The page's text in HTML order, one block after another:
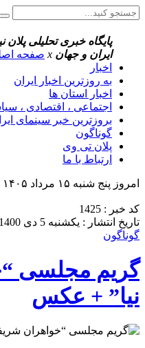
پایگاه خبری تحلیلی
ایران و جهان x صفحه
اخبار
به روزترین اخبار ایران
اخبار استان ها
اجتماعی ، اقتصادی ،
بروزترین خبر سینمای
گوناگون
پلان تی وی
ارتباط با ما
امروز پنج شنبه ۱۵ مرداد ۱۴۰۵ - Thursday 6 August 2026
کد خبر : 1425
تاریخ انتشار : یکشنبه 5 دی 1400 - 5:25
گوناگون
گریم مجلسی
نیا” + عکس